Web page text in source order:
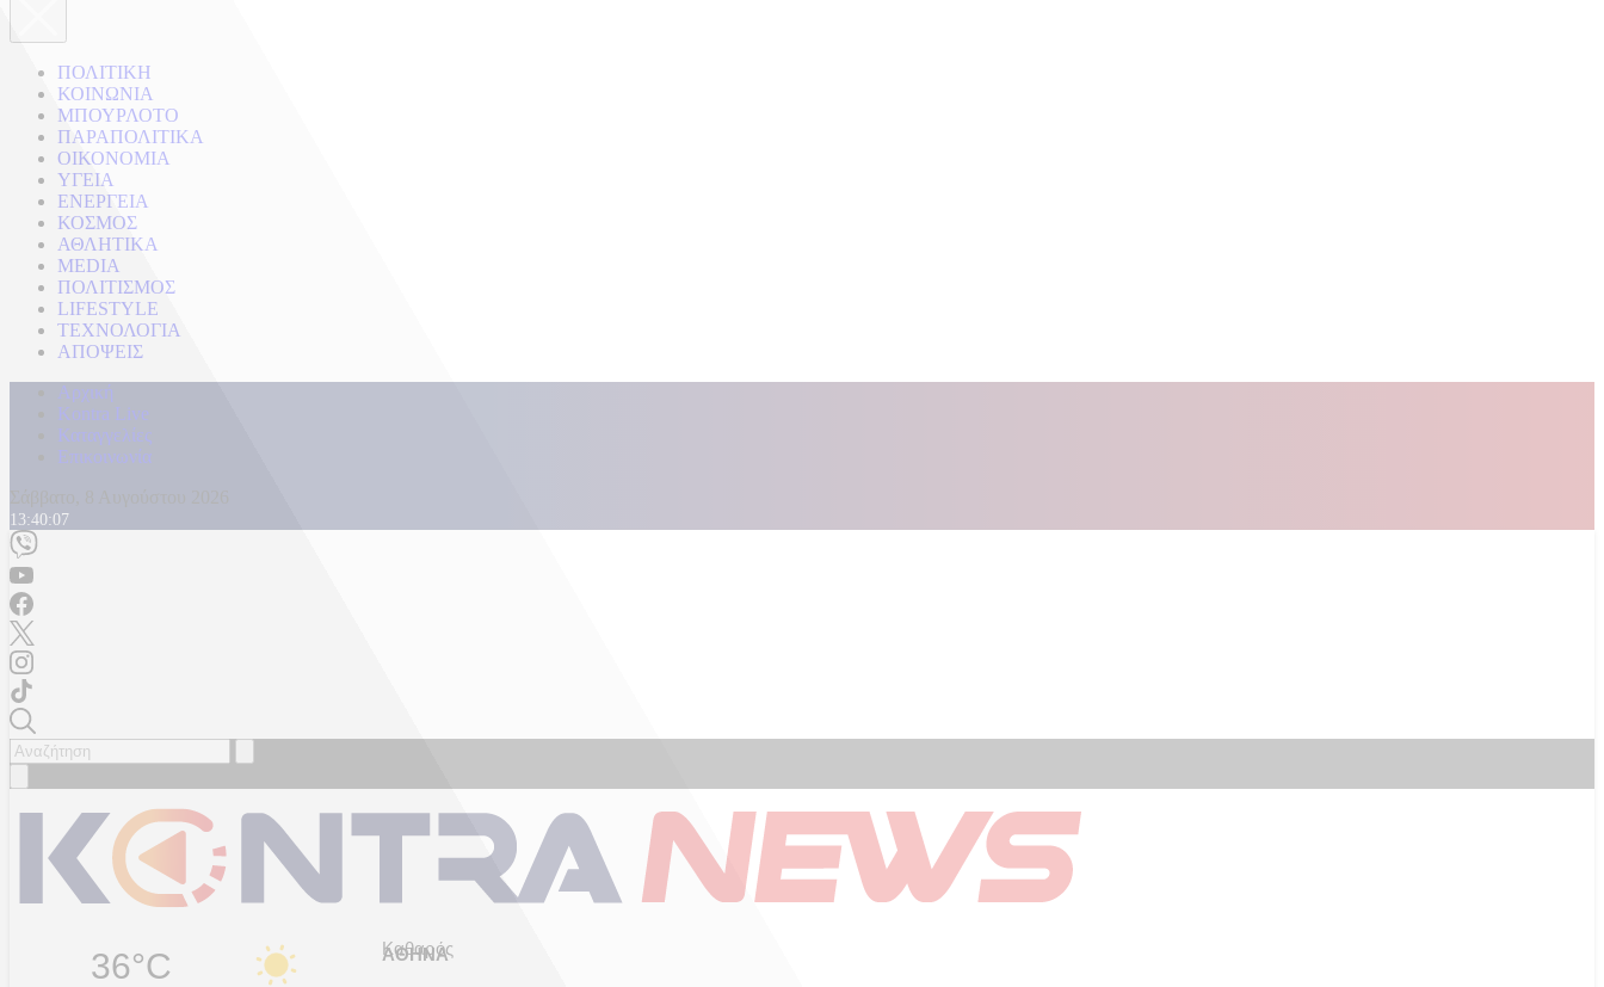
ΠΟΛΙΤΙΚΗ
ΚΟΙΝΩΝΙΑ
ΜΠΟΥΡΛΟΤΟ
ΠΑΡΑΠΟΛΙΤΙΚΑ
ΟΙΚΟΝΟΜΙΑ
ΥΓΕΙΑ
ΕΝΕΡΓΕΙΑ
ΚΟΣΜΟΣ
ΑΘΛΗΤΙΚΑ
MEDIA
ΠΟΛΙΤΙΣΜΟΣ
LIFESTYLE
ΤΕΧΝΟΛΟΓΙΑ
ΑΠΟΨΕΙΣ
Αρχική
Kontra Live
Καταγγελίες
Επικοινωνία
13:40:10
36°C Καθαρός